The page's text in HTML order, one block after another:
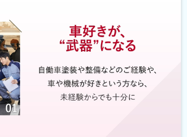
、上諏訪駅、駒ケ根駅、穂高駅、岡谷駅、地鉄ビル
、末広町駅(富山県)、砺波駅、北鉄金沢駅、小松
町駅、福井駅、武生駅、名鉄岐阜駅、大垣駅、江
らす前駅、高山駅、多治見駅、那加駅、可児駅、
、天竜川駅、高塚駅、半田駅、左京山駅、大府
西駅、岡崎駅、西尾駅、刈谷市駅、国府宮駅、安
、宇治山田駅、松阪駅、石場駅、水口城南駅、近
駅、長浜駅、野洲駅、東舞鶴駅、茶山・京都芸術
、北大路駅、京都駅、ＪＲ小倉駅、野田駅(阪神